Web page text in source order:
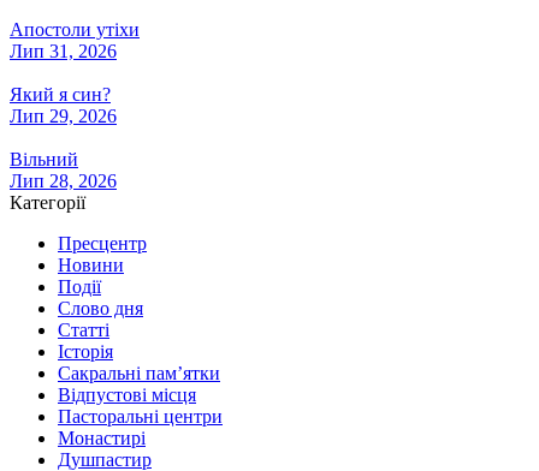
Апостоли утіхи
Лип 31, 2026
Який я син?
Лип 29, 2026
Вільний
Лип 28, 2026
Категорії
Пресцентр
Новини
Події
Слово дня
Статті
Історія
Сакральні пам’ятки
Відпустові місця
Пасторальні центри
Монастирі
Душпастир